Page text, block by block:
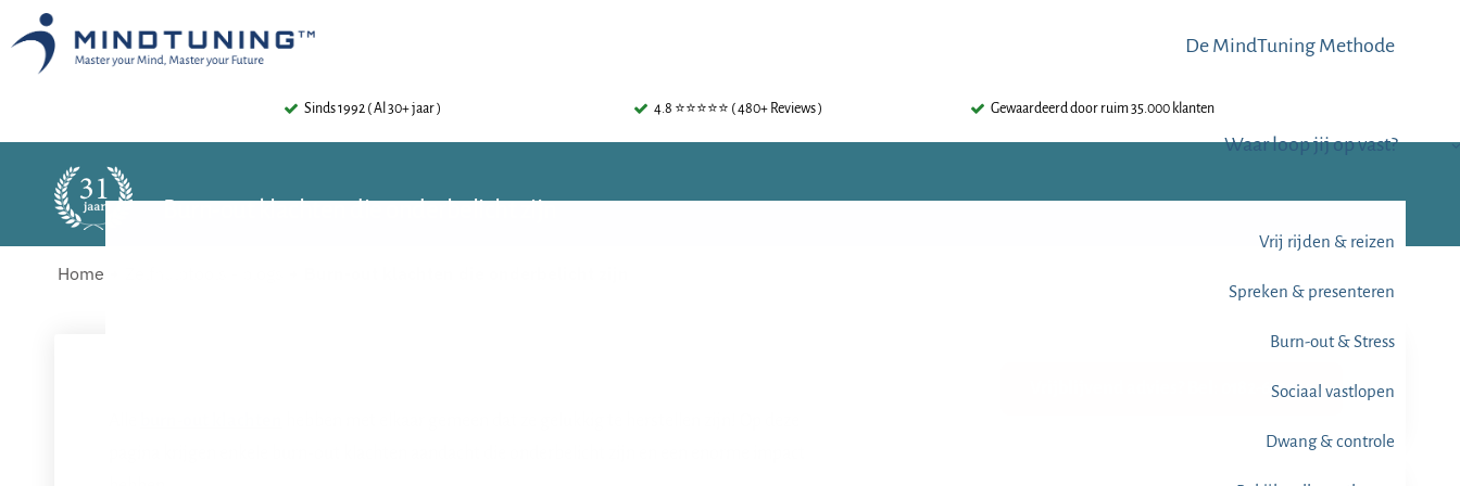
De MindTuning Methode
Waar loop jij op vast?
Vrij rijden & reizen
Spreken & presenteren
Burn-out & Stress
Sociaal vastlopen
Dwang & controle
Sinds 1992 ( Al 30+ jaar ) 4.8 ⭐⭐⭐⭐⭐ ( 480+ Reviews ) Gewaardeerd door ruim 35.000 klanten
Burn-out klachten die onderbelicht zijn
Home
Vrijblijvend advies? Bel: 0182-612345